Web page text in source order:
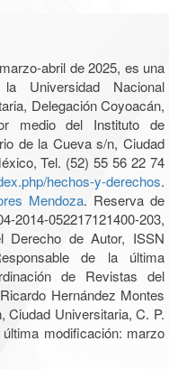
abril de 2025, es una
Universidad Nacional
Delegación Coyoacán,
medio del Instituto de
de la Cueva s/n, Ciudad
Tel. (52) 55 56 22 74
hechos-y-derechos.
Mendoza. Reserva de
052217121400-203,
Derecho de Autor, ISSN
de la última
de Revistas del
Hernández Montes
Universitaria, C. P.
modificación: marzo